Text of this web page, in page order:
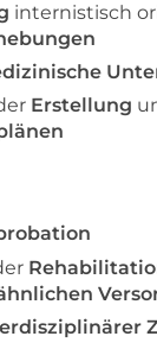
internistisch
Erstellung